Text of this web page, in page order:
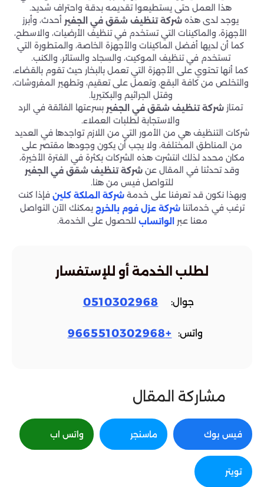
هذا العمل حتى يستطيعوا تقديمه بدقة واحتراف شديد.
يوجد لدى هذه شركة تنظيف شقق في الجفير أحدث، وأبرز
الأجهزة، والماكينات التي تستخدم في تنظيف الأرضيات، والاسطح،
كما أن لديها أفضل الماكينات والأجهزة الخاصة، والمتطورة التي
تستخدم في تنظيف الموكيت، والسجاد والستائر، والكنب.
كما أنها تحتوي على الأجهزة التي تعمل بالبخار حيث تقوم بالقضاء،
والتخلص من كافة البقع، وتعمل على تعقيم، وتطهير المفروشات،
وقتل الجراثيم والبكتيريا.
تمتاز شركة تنظيف شقق في الجفير بسرعتها الفائقة في الرد
والاستجابة لطلبات العملاء.
شركات التنظيف هي من الأمور التي من اللازم تواجدها في العديد
من المناطق المختلفة، ولا يجب أن يكون وجودها مقتصر على
مكان محدد لذلك انتشرت هذه الشركات بكثرة في الفترة الأخيرة،
وقد تحدثنا في المقال عن شركة تنظيف شقق في الجفير
للتواصل فيس من هنا.
وبهذا نكون قد تعرفنا على خدمةشركة الملكة كلين فإذا كنت
ترغب في خدماتناشركة عزل فوم بالخرج يمكنك الآن التواصل
معنا عبر الواتساب للحصول على الخدمة.
لطلب الخدمة أو للإستفسار
جوال: 0510302968
واتس: +9665510302968
مشاركة المقال
فيس بوك ماسنجر واتس اب
تويتر